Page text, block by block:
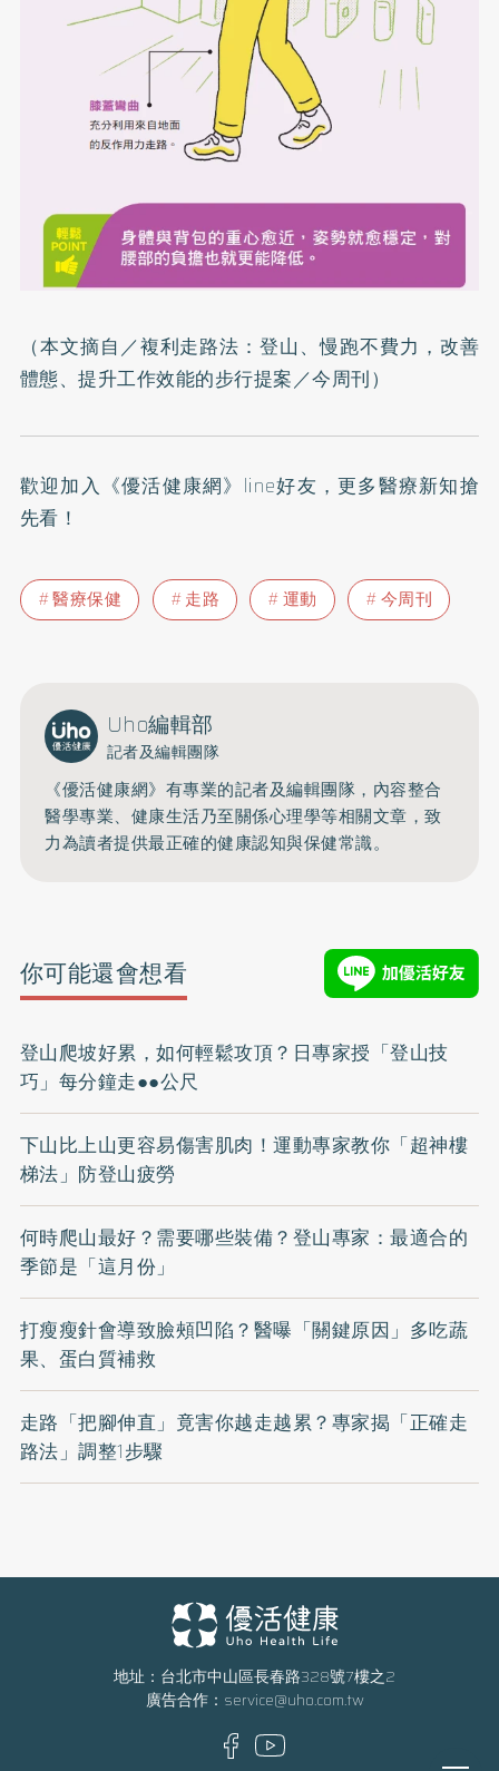
（本文摘自／複利走路法：登山、慢跑不費力，改善
體態、提升工作效能的步行提案／今周刊）
歡迎加入 《優活健康網》line好友 ，更多醫療新知搶
先看！
醫療保健 走路 運動 今周刊
Uho編輯部
記者及編輯團隊
《優活健康網》有專業的記者及編輯團隊，內容整合
醫學專業、健康生活乃至關係心理學等相關文章，致
力為讀者提供最正確的健康認知與保健常識。
你可能還會想看
登山爬坡好累，如何輕鬆攻頂？日專家授「登山技
巧」每分鐘走●●公尺
下山比上山更容易傷害肌肉！運動專家教你「超神樓
梯法」防登山疲勞
何時爬山最好？需要哪些裝備？登山專家：最適合的
季節是「這月份」
打瘦瘦針會導致臉頰凹陷？醫曝「關鍵原因」多吃蔬
果、蛋白質補救
走路「把腳伸直」竟害你越走越累？專家揭「正確走
路法」調整1步驟
地址：台北市中山區長春路328號7樓之2
廣告合作： service@uho.com.tw